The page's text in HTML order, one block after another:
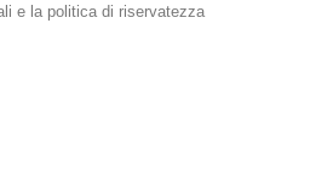
e la politica di riservatezza